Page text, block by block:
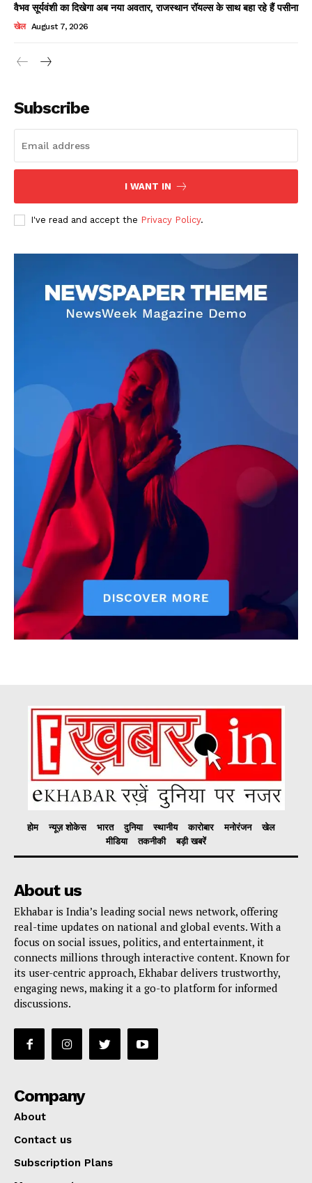
Contact us
Subscription Plans
My account
वैभव सूर्यवंशी का दिखेगा अब नया अवतार, राजस्थान रॉयल्स के साथ बहा रहे हैं पसीना
खेल August 7, 2026
Subscribe
I WANT IN
I've read and accept the Privacy Policy.
होम न्यूज़ शोकेस भारत दुनिया स्थानीय कारोबार मनोरंजन
खेल
मीडिया
तकनीकी बड़ी खबरें
About us
Ekhabar is India’s leading social news network, offering
real-time updates on national and global events. With a
focus on social issues, politics, and entertainment, it
connects millions through interactive content. Known for
its user-centric approach, Ekhabar delivers trustworthy,
engaging news, making it a go-to platform for informed
discussions.
Company
About
Contact us
Subscription Plans